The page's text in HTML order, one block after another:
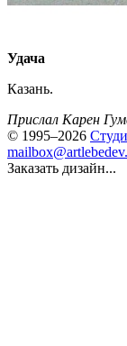
Удача
Казань.
Прислал Карен
© 1995–2026
Заказать дизайн...